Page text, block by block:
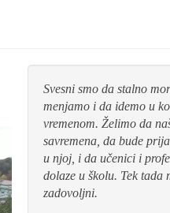
Svesni smo da stalno
menjamo i da idemo u
vremenom. Želimo da
savremena, da bude
u njoj, i da učenici i
dolaze u školu. Tek tada
zadovoljni.